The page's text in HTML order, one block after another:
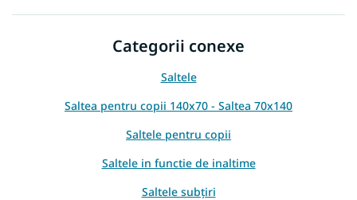
Categorii conexe
Saltele
Saltea pentru copii 140x70 - Saltea 70x140
Saltele pentru copii
Saltele in functie de inaltime
Saltele subțiri